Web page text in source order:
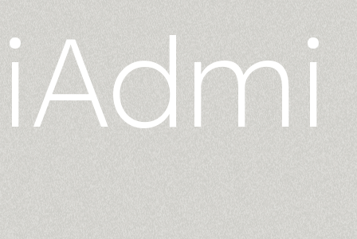
iAdmi